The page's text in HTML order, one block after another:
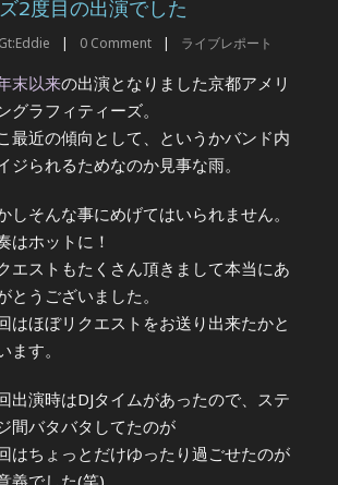
2度目の出演でした
Gt:Eddie | 0 Comment | ライブレポート
末以来の出演となりました京都アメリ
グラフィティーズ。
最近の傾向として、というかバンド内
ジられるためなのか見事な雨。
しそんな事にめげてはいられません。
はホットに！
エストもたくさん頂きまして本当にあ
とうございました。
はほぼリクエストをお送り出来たかと
ます。
出演時はDJタイムがあったので、ステ
間バタバタしてたのが
はちょっとだけゆったり過ごせたのが